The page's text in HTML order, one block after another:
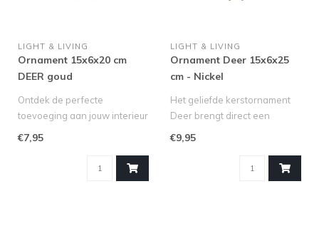
LIGHT & LIVING
Ornament 15x6x20 cm
DEER goud
Ontdek de perfecte
toevoeging aan jouw interieur
€7,95
LIGHT & LIVING
Ornament Deer 15x6x25
cm - Nickel
Het geliefde kerstornament
Deer brengt direct een
€9,95